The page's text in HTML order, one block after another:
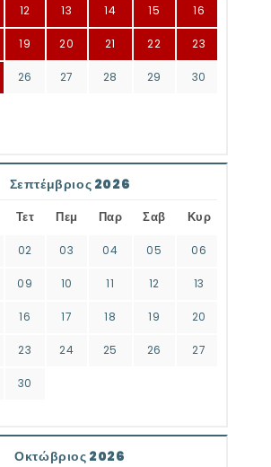
12 13 14 15 16
19 20 21 22 23
26 27 28 29 30
Σεπτέμβριος 2026
Τετ Πεμ Παρ Σαβ Κυρ
02 03 04 05 06
09 10 11 12 13
16 17 18 19 20
23 24 25 26 27
30
Οκτώβριος 2026